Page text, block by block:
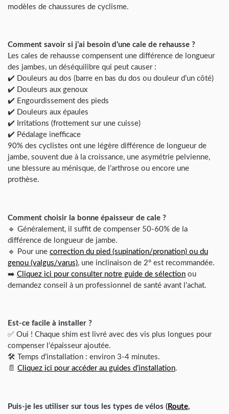
modèles de chaussures de cyclisme.
Comment savoir si j’ai besoin d’une cale de rehausse ?
Les cales de rehausse compensent une différence de longueur
des jambes, un déséquilibre qui peut causer :
✔️ Douleurs au dos (barre en bas du dos ou douleur d’un côté)
✔️ Douleurs aux genoux
✔️ Engourdissement des pieds
✔️ Douleurs aux épaules
✔️ Irritations (frottement sur une cuisse)
✔️ Pédalage inefficace
90% des cyclistes ont une légère différence de longueur de
jambe, souvent due à la croissance, une asymétrie pelvienne,
une blessure au ménisque, de l’arthrose ou encore une
prothèse.
Comment choisir la bonne épaisseur de cale ?
🔹 Généralement, il suffit de compenser 50-60% de la
différence de longueur de jambe.
🔹 Pour une correction du pied (supination/pronation) ou du
genou (valgus/varus), une inclinaison de 2° est recommandée.
➡️ Cliquez ici pour consulter notre guide de sélection ou
demandez conseil à un professionnel de santé avant l’achat.
Est-ce facile à installer ?
✅ Oui ! Chaque shim est livré avec des vis plus longues pour
compenser l’épaisseur ajoutée.
🛠️ Temps d’installation : environ 3-4 minutes.
📄 Cliquez ici pour accéder au guides d’installation.
Puis-je les utiliser sur tous les types de vélos ( Route,